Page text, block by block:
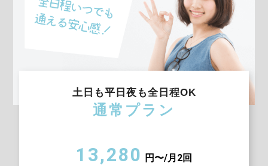
土日も平日夜も全日程OK
通常プラン
13,280 円〜/月2回